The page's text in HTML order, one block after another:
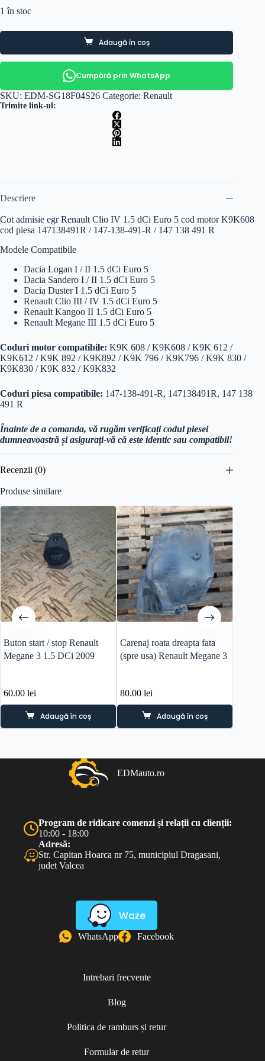
1 în stoc
Adaugă în coș
Cumpără prin WhatsApp
SKU: EDM-SG18F04S26 Categorie: Renault
Trimite link-ul:
Descriere
Cot admisie egr Renault Clio IV 1.5 dCi Euro 5 cod motor K9K608
cod piesa 147138491R / 147-138-491-R / 147 138 491 R
Modele Compatibile
Dacia Logan I / II 1.5 dCi Euro 5
Dacia Sandero I / II 1.5 dCi Euro 5
Dacia Duster I 1.5 dCi Euro 5
Renault Clio III / IV 1.5 dCi Euro 5
Renault Kangoo II 1.5 dCi Euro 5
Renault Megane III 1.5 dCi Euro 5
Coduri motor compatibile: K9K 608 / K9K608 / K9K 612 /
K9K612 / K9K 892 / K9K892 / K9K 796 / K9K796 / K9K 830 /
K9K830 / K9K 832 / K9K832
Coduri piesa compatibile: 147-138-491-R, 147138491R, 147 138
491 R
Înainte de a comanda, vă rugăm verificați codul piesei
dumneavoastră și asigurați-vă că este identic sau compatibil!
Recenzii (0)
Produse similare
Buton start / stop Renault
Megane 3 1.5 DCi 2009
60.00 lei
Adaugă în coș
Carenaj roata dreapta fata
(spre usa) Renault Megane 3
80.00lei
Adaugă în coș
EDMauto.ro
Program de ridicare comenzi și relații cu clienții:
10:00 - 18:00
Adresă:
Str. Capitan Hoarca nr 75, municipiul Dragasani,
judet Valcea
Waze
WhatsApp Facebook
Intrebari frecvente
Blog
Politica de ramburs și retur
Formular de retur